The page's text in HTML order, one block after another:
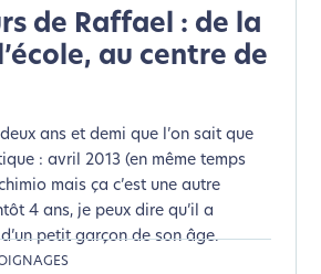
de Raffael : de la
au centre de
ans et demi que l’on sait que
: avril 2013 (en même temps
mais ça c’est une autre
4 ans, je peux dire qu’il a
petit garçon de son âge.